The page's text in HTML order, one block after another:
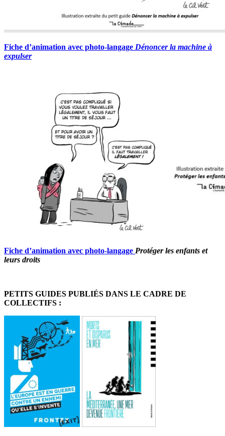
Fiche d’animation avec photo-langage Dénoncer la machine à
expulser
Fiche d’animation avec photo-langage Protéger les enfants et
leurs droits
PETITS GUIDES PUBLIÉS DANS LE CADRE DE
COLLECTIFS :